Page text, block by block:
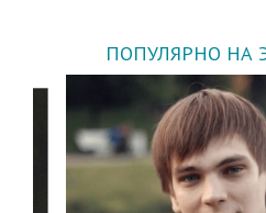
ПОПУЛЯРНО НА